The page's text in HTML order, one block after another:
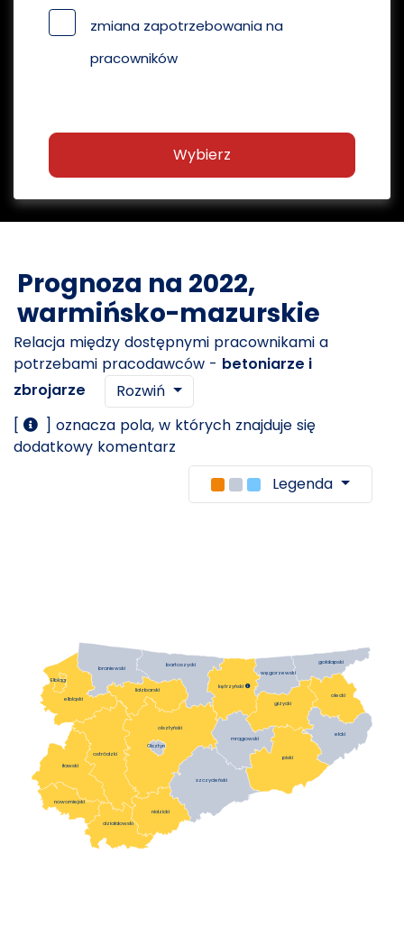
zmiana zapotrzebowania na
pracowników
Wybierz
Prognoza na 2022,
warmińsko-mazurskie
Relacja między dostępnymi pracownikami a
potrzebami pracodawców - betoniarze i
zbrojarze
Rozwiń
[
] oznacza pola, w których znajduje się
dodatkowy komentarz
Legenda
bartoszycki
braniewski
działdowski
elbląski
ełcki
giżycki
iławski
kętrzyński
lidzbarski
mrągowski
nidzicki
nowomiejski
olecki
olsztyński
ostródzki piski
szczycieński
gołdapski
węgorzewski
Elbląg
Olsztyn